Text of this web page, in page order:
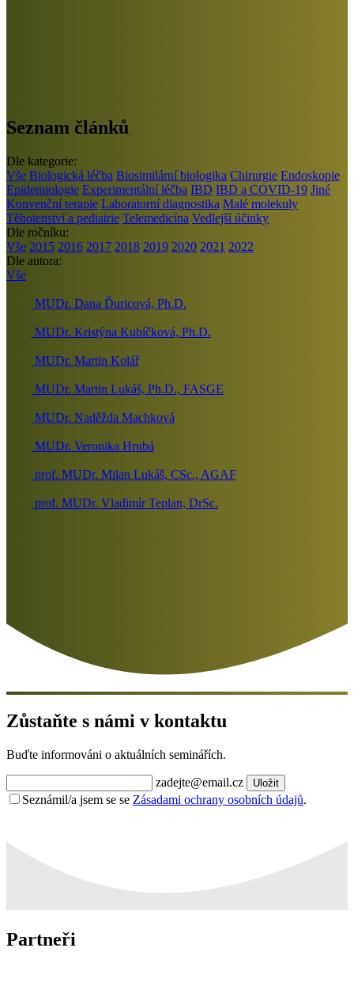
Seznam článků
Dle kategorie:
Vše Biologická léčba Biosimilární biologika Chirurgie Endoskopie
Epidemiologie Experimentální léčba IBD IBD a COVID-19 Jiné
Konvenční terapie Laboratorní diagnostika Malé molekuly
Těhotenství a pediatrie Telemedicína Vedlejší účinky
Dle ročníku:
Vše 2015 2016 2017 2018 2019 2020 2021 2022
Dle autora:
Vše
MUDr. Dana Ďuricová, Ph.D.
MUDr. Kristýna Kubíčková, Ph.D.
MUDr. Martin Kolář
MUDr. Martin Lukáš, Ph.D., FASGE
MUDr. Naděžda Machková
MUDr. Veronika Hrubá
prof. MUDr. Milan Lukáš, CSc., AGAF
prof. MUDr. Vladimír Teplan, DrSc.
Zůstaňte s námi v kontaktu
Buďte informováni o aktuálních seminářích.
zadejte@email.cz Uložit
Seznámil/a jsem se se Zásadami ochrany osobních údajů.
Partneři